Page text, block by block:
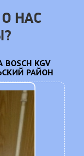
НАС
KGV
РАЙОН